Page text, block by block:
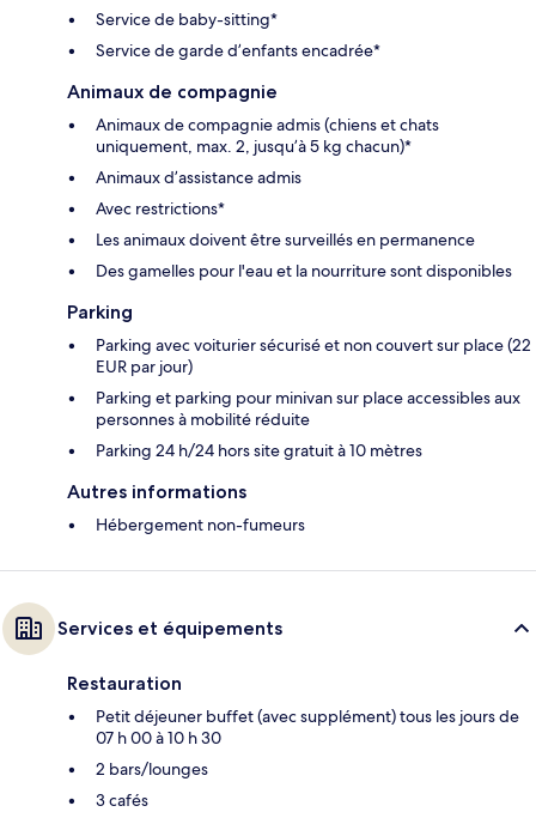
Service de baby-sitting*
Service de garde d’enfants encadrée*
Animaux de compagnie
Animaux de compagnie admis (chiens et chats
uniquement, max. 2, jusqu’à 5 kg chacun)*
Animaux d’assistance admis
Avec restrictions*
Les animaux doivent être surveillés en permanence
Des gamelles pour l'eau et la nourriture sont disponibles
Parking
Parking avec voiturier sécurisé et non couvert sur place (22
EUR par jour)
Parking et parking pour minivan sur place accessibles aux
personnes à mobilité réduite
Parking 24 h/24 hors site gratuit à 10 mètres
Autres informations
Hébergement non-fumeurs
Services et équipements
Restauration
Petit déjeuner buffet (avec supplément) tous les jours de
07 h 00 à 10 h 30
2 bars/lounges
3 cafés